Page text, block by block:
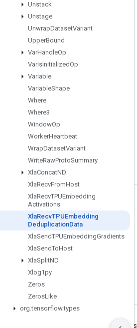
Unstack
Unstage
UnwrapDatasetVariant
UpperBound
VarHandleOp
VarIsInitializedOp
Variable
VariableShape
Where
Where3
WindowOp
WorkerHeartbeat
WrapDatasetVariant
WriteRawProtoSummary
XlaConcatND
XlaRecvFromHost
XlaRecvTPUEmbedding
Activations
XlaRecvTPUEmbedding
DeduplicationData
XlaSendTPUEmbeddingGradients
XlaSendToHost
XlaSplitND
Xlog1py
Zeros
ZerosLike
org.tensorflow.types
Pozostawaj w kontakcie
Forum
GitHub
Twitter
YouTube
Manage cookies